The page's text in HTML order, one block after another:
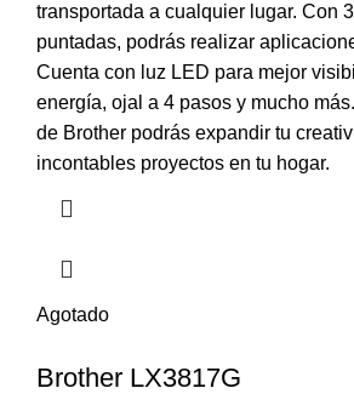
transportada a cualquier lugar. Con
puntadas, podrás realizar
Cuenta con luz LED para mejor
energía, ojal a 4 pasos y mucho
de Brother podrás expandir tu
incontables proyectos en tu hogar.
Agotado
Brother LX3817G